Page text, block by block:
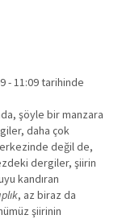
- 11:09 tarihinde
şöyle bir manzara
daha çok
değil de,
dergiler, şiirin
kandıran
, az biraz da
şiirinin